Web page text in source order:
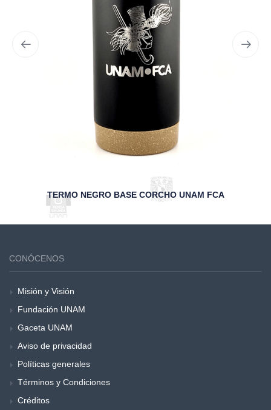
TERMO NEGRO BASE CORCHO UNAM FCA
CONÓCENOS
Misión y Visión
Fundación UNAM
Gaceta UNAM
Aviso de privacidad
Políticas generales
Términos y Condiciones
Créditos